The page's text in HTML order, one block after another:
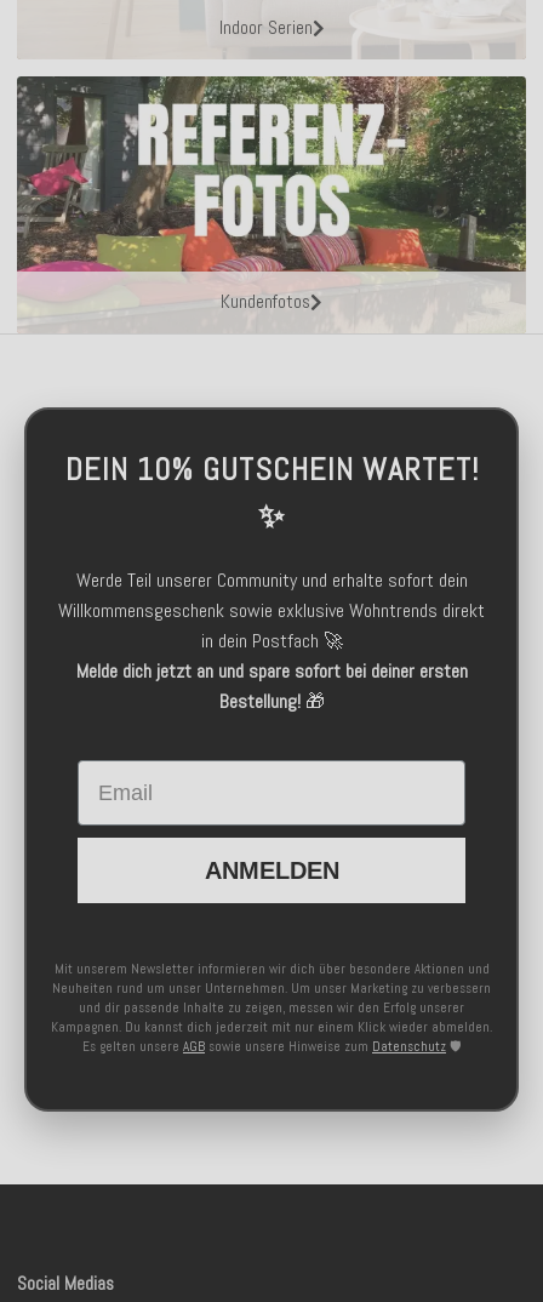
Indoor Serien
Kundenfotos
DEIN 10% GUTSCHEIN WARTET!
✨
Werde Teil unserer Community und erhalte sofort dein
Willkommensgeschenk sowie exklusive Wohntrends direkt
in dein Postfach 🚀
Melde dich jetzt an und spare sofort bei deiner ersten
Bestellung!🎁
Email
ANMELDEN
Mit unserem Newsletter informieren wir dich über besondere Aktionen und
Neuheiten rund um unser Unternehmen. Um unser Marketing zu verbessern
und dir passende Inhalte zu zeigen, messen wir den Erfolg unserer
Kampagnen. Du kannst dich jederzeit mit nur einem Klick wieder abmelden.
Es gelten unsere AGB sowie unsere Hinweise zum Datenschutz 🛡️
Social Medias